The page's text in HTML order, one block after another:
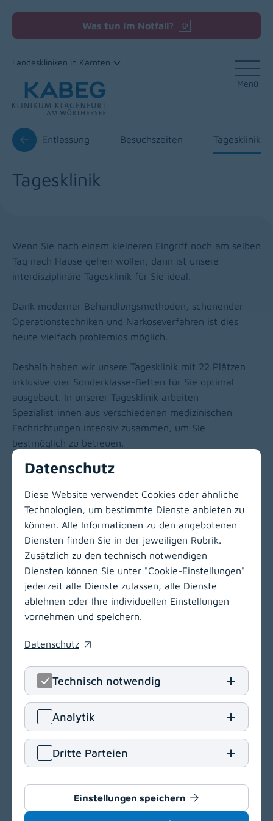
Zum Inhalt
Was tun im Notfall?
Landeskliniken in Kärnten
Menü
& Entlassung Besuchszeiten Tagesklinik
Tagesklinik
Wenn Sie nach einem kleineren Eingriff noch am selben
Tag nach Hause gehen wollen, dann ist unsere
interdisziplinäre Tagesklinik für Sie ideal.
Dank moderner Behandlungsmethoden, schonender
Operationstechniken und Narkoseverfahren ist dies
heute vielfach problemlos möglich.
Deshalb haben wir unsere Tagesklinik mit 22 Plätzen
inklusive vier Sonderklasse-Betten für Sie optimal
ausgebaut. In unserer Tagesklinik arbeiten
Spezialist:innen aus verschiedenen medizinischen
Fachrichtungen intensiv zusammen, um Sie
bestmöglich zu betreuen.
Zur Hauptnavigation
LinkedIn
(opens in
Klinikum Klagenfurt am Wörthersee
Feschnigstraße 11
9020 Klagenfurt am Wörthersee
+43 463 538-0
Eklinikum.klagenfurt[at]kabeg.at
Datenschutz
Diese Website verwendet Cookies oder ähnliche
Technologien, um bestimmte Dienste anbieten zu
können. Alle Informationen zu den angebotenen
Diensten finden Sie in der jeweiligen Rubrik.
Zusätzlich zu den technisch notwendigen
Diensten können Sie unter "Cookie-Einstellungen"
jederzeit alle Dienste zulassen, alle Dienste
ablehnen oder Ihre individuellen Einstellungen
vornehmen und speichern.
Datenschutz
(opens in a new window)
Technisch notwendig
Analytik
Dritte Parteien
Einstellungen speichern